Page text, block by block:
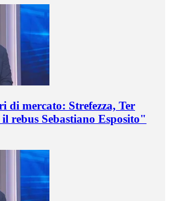
di mercato: Strefezza, Ter
rebus Sebastiano Esposito"